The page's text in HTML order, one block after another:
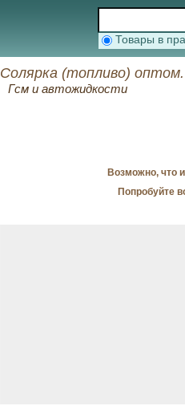
Товары в
Солярка (топливо)
Гсм и автожидкости
Возможно, что
Попробуйте